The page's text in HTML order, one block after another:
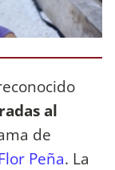
al
de
Peña. La